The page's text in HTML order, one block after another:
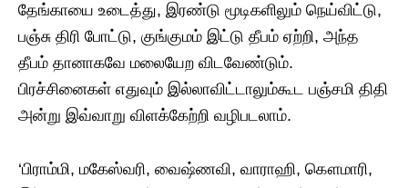
தேங்காயை உடைத்து, இரண்டு மூடிகளிலும் நெய்விட்டு,
பஞ்சு திரி போட்டு, குங்குமம் இட்டு தீபம் ஏற்றி, அந்த
தீபம் தானாகவே மலையேற விடவேண்டும்.
பிரச்சினைகள் எதுவும் இல்லாவிட்டாலும்கூட பஞ்சமி திதி
அன்று இவ்வாறு விளக்கேற்றி வழிபடலாம்.
‘பிராம்மி, மகேஸ்வரி, வைஷ்ணவி, வாராஹி, கௌமாரி,